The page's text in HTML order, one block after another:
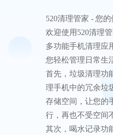
520清理管家 - 您
欢迎使用520清理
多功能手机清理应
您轻松管理日常生
首先，垃圾清理功